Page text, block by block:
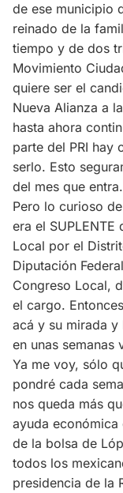
de ese municipio
reinado de la
tiempo y de dos
Movimiento
quiere ser el
Nueva Alianza a
hasta ahora
parte del PRI hay
serlo. Esto
del mes que entra.
Pero lo curioso
era el SUPLENTE
Local por el
Diputación
Congreso Local,
el cargo.
acá y su mirada
en unas semanas
Ya me voy, sólo
pondré cada
nos queda más
ayuda económica
de la bolsa de
todos los
presidencia de la